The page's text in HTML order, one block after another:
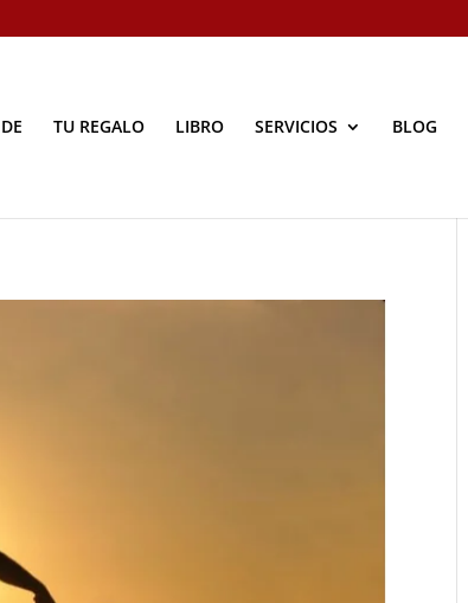
TU REGALO LIBRO SERVICIOS BLOG